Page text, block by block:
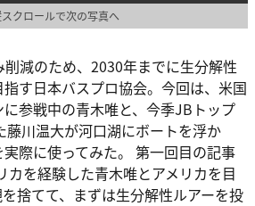
クロールで次の写真へ
減のため、2030年までに生分解性
す日本バスプロ協会。今回は、米国
参戦中の青木唯と、今季JBトップ
藤川温大が河口湖にボートを浮か
際に使ってみた。 第一回目の記事
カを経験した青木唯とアメリカを目
捨てて、まずは生分解性ルアーを投